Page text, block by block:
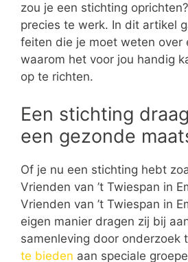
zou je een stichting
precies te werk. In dit artikel
feiten die je moet weten over
waarom het voor jou handig
op te richten.
Een stichting
een gezonde
Of je nu een stichting hebt
Vrienden van ’t Twiespan in
Vrienden van ’t Twiespan in
eigen manier dragen zij bij
samenleving door onderzoek
te bieden aan speciale